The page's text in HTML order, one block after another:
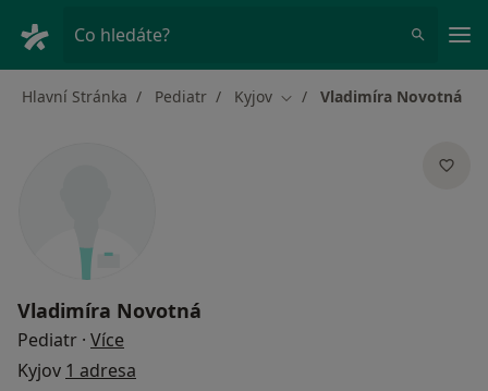
Co hledáte?
Hlavní Stránka Pediatr Kyjov Změna města
Vladimíra Novotná
Vladimíra Novotná
Pediatr · Více
Kyjov 1 adresa